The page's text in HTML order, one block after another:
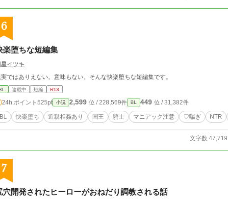
6
楽堕ちな短編集
イツキ
ではありえない。意味もない。そんな快楽堕ちな短編集です。
連載中 短編 R18
24h.ポイント 525pt 小説 2,599 位 / 228,569件 BL 449 位 / 31,382件
BL 快楽堕ち 近親相姦あり 国王 騎士 マニアック注意 ♡喘ぎ NTR
文字数 47,719
7
穴開発されたヒーローがおねだり調教される話